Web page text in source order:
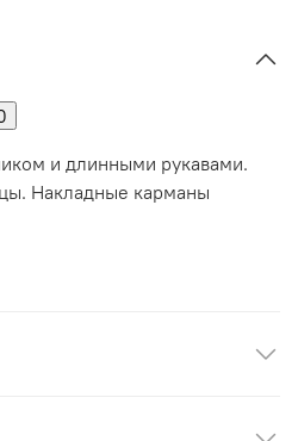
и длинными рукавами.
Накладные карманы